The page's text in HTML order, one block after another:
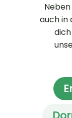
auch in